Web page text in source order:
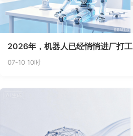
2026年，机器人已经悄悄进厂打工
07-10 10时